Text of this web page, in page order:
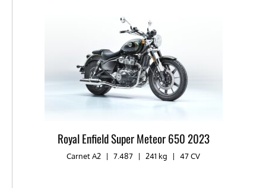
Royal Enfield Super Meteor 650 2023
Carnet A2 | 7.487 | 241 kg | 47 CV